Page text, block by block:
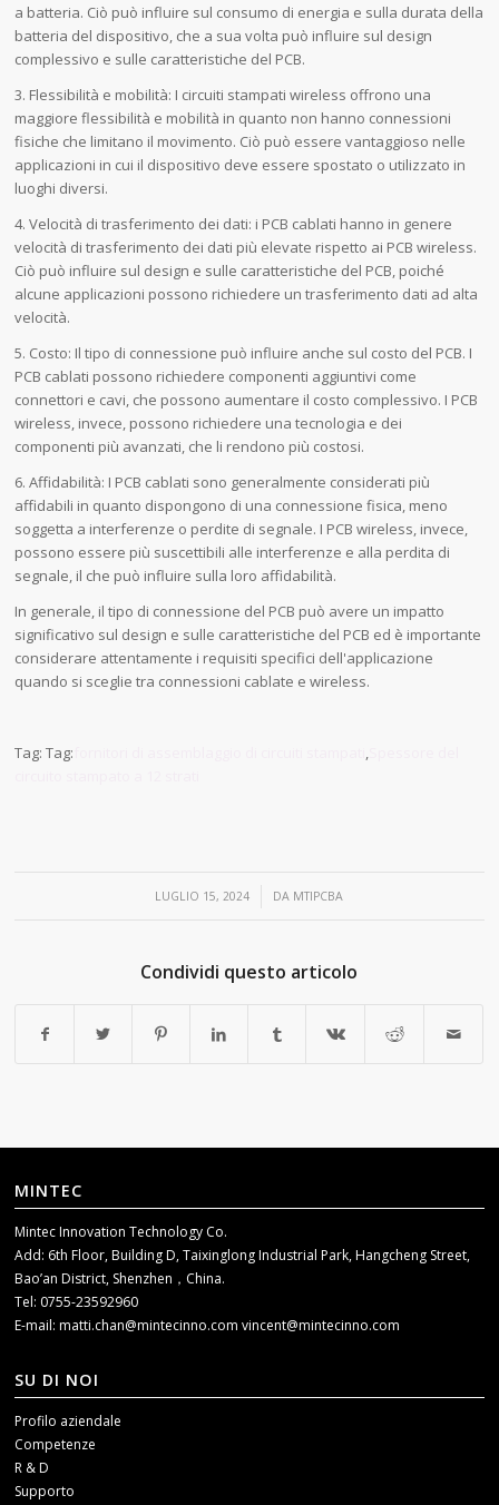
a batteria. Ciò può influire sul consumo di energia e sulla durata della
batteria del dispositivo, che a sua volta può influire sul design
complessivo e sulle caratteristiche del PCB.
3. Flessibilità e mobilità: I circuiti stampati wireless offrono una
maggiore flessibilità e mobilità in quanto non hanno connessioni
fisiche che limitano il movimento. Ciò può essere vantaggioso nelle
applicazioni in cui il dispositivo deve essere spostato o utilizzato in
luoghi diversi.
4. Velocità di trasferimento dei dati: i PCB cablati hanno in genere
velocità di trasferimento dei dati più elevate rispetto ai PCB wireless.
Ciò può influire sul design e sulle caratteristiche del PCB, poiché
alcune applicazioni possono richiedere un trasferimento dati ad alta
velocità.
5. Costo: Il tipo di connessione può influire anche sul costo del PCB. I
PCB cablati possono richiedere componenti aggiuntivi come
connettori e cavi, che possono aumentare il costo complessivo. I PCB
wireless, invece, possono richiedere una tecnologia e dei
componenti più avanzati, che li rendono più costosi.
6. Affidabilità: I PCB cablati sono generalmente considerati più
affidabili in quanto dispongono di una connessione fisica, meno
soggetta a interferenze o perdite di segnale. I PCB wireless, invece,
possono essere più suscettibili alle interferenze e alla perdita di
segnale, il che può influire sulla loro affidabilità.
In generale, il tipo di connessione del PCB può avere un impatto
significativo sul design e sulle caratteristiche del PCB ed è importante
considerare attentamente i requisiti specifici dell'applicazione
quando si sceglie tra connessioni cablate e wireless.
Tag: Tag: ,
LUGLIO 15, 2024
/ DA MTIPCBA
Condividi questo articolo
MINTEC
Mintec Innovation Technology Co.
Add: 6th Floor, Building D, Taixinglong Industrial Park, Hangcheng Street,
Bao’an District, Shenzhen，China.
Tel: 0755-23592960
E-mail:matti.chan@mintecinno.comvincent@mintecinno.com
SU DI NOI
Profilo aziendale
Competenze
R & D
Supporto